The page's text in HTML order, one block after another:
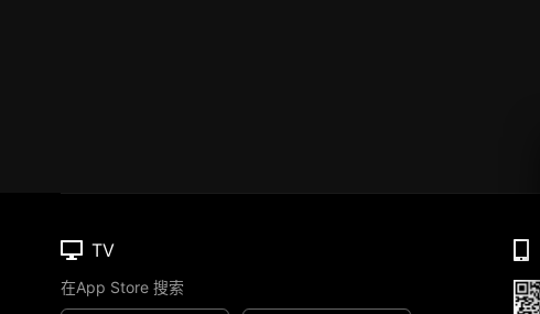
TV
在App Store 搜索